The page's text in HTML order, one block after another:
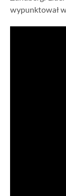
wypunktował